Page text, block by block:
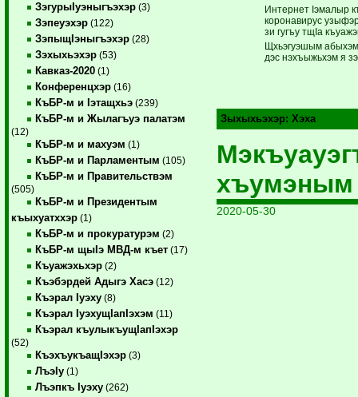
ЗэгурыIуэныгъэхэр (3)
Зэпеуэхэр (122)
ЗэпыщIэныгъэхэр (28)
Зэхыхьэхэр (53)
Кавказ-2020 (1)
Конференцхэр (16)
КъБР-м и Iэтащхьэ (239)
КъБР-м и Жылагъуэ палатэм
(12)
КъБР-м и махуэм (1)
КъБР-м и Парламентым (105)
КъБР-м и Правительствэм
(505)
КъБР-м и Президентым
къыхуатххэр (1)
КъБР-м и прокуратурэм (2)
КъБР-м щыIэ МВД-м къет (17)
Къуажэхьхэр (2)
Къэбэрдей Адыгэ Хасэ (12)
Къэрал Iуэху (8)
Къэрал IуэхущIапIэхэм (11)
Къэрал къулыкъущIапIэхэр
(52)
КъэхъукъащIэхэр (3)
ЛъэIу (1)
Лъэпкъ Iуэху (262)
Интернет Iэмалыр
коронавирус
зи гугъу тщIа
Щхьэгуэшым
дэс нэхъыжьхэм я
Зыхыхьэхэр:Хэха
хъумэным
2020-05-30